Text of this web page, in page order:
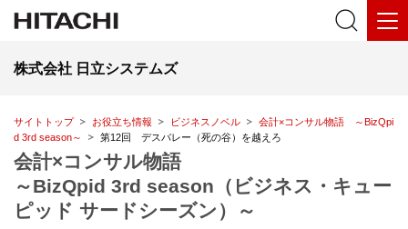
株式会社 日立システムズ
サイトトップ お役立ち情報 ビジネスノベル
会計×コンサル物語 ～BizQpi
d 3rd season～
第12回 デスバレー（死の谷）を越えろ
会計×コンサル物語
～BizQpid 3rd season（ビジネス・キュー
ピッド サードシーズン）～